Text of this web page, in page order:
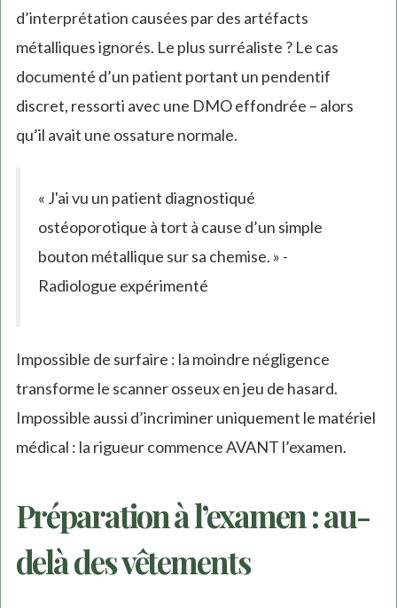
d’interprétation causées par des artéfacts
métalliques ignorés. Le plus surréaliste ? Le cas
documenté d’un patient portant un pendentif
discret, ressorti avec une DMO effondrée – alors
qu’il avait une ossature normale.
« J'ai vu un patient diagnostiqué
ostéoporotique à tort à cause d’un simple
bouton métallique sur sa chemise. » -
Radiologue expérimenté
Impossible de surfaire : la moindre négligence
transforme le scanner osseux en jeu de hasard.
Impossible aussi d’incriminer uniquement le matériel
médical : la rigueur commence AVANT l’examen.
Préparation à l’examen : au-
delà des vêtements